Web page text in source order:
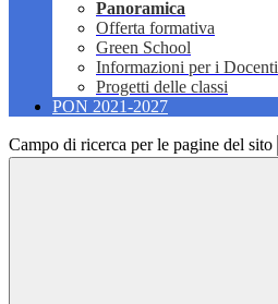
Panoramica
Offerta formativa
Green School
Informazioni per i Docenti
Progetti delle classi
PON 2021-2027
Campo di ricerca per le pagine del sito